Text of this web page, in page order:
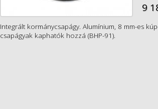
9
Integrált kormánycsapágy. Alumínium, 8 mm-es
csapágyak kaphatók hozzá (BHP-91).